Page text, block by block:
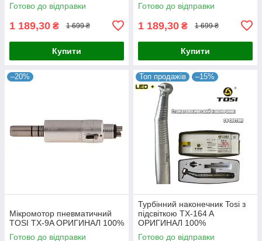
Готово до відправки
1 189,30 ₴ 1 699 ₴
Купити
Готово до відправки
1 189,30 ₴ 1 699 ₴
Купити
–20%
Мікромотор пневматичний
TOSI TX-9A ОРИГИНАЛ 100%
Готово до відправки
Топ продажів –15%
Турбінний наконечник Tosi з
підсвіткою TX-164 A
ОРИГИНАЛ 100%
Готово до відправки